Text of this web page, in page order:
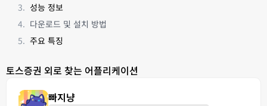
성능 정보
다운로드 및 설치 방법
주요 특징
토스증권 외로 찾는 어플리케이션
빠지냥